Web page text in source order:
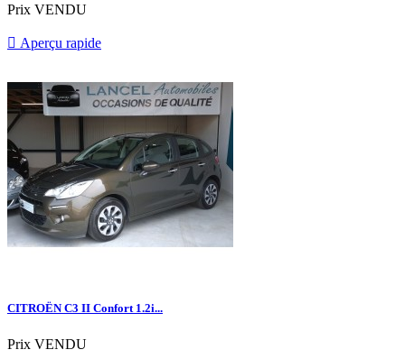
Prix VENDU
 Aperçu rapide
CITROËN C3 II Confort 1.2i...
Prix VENDU